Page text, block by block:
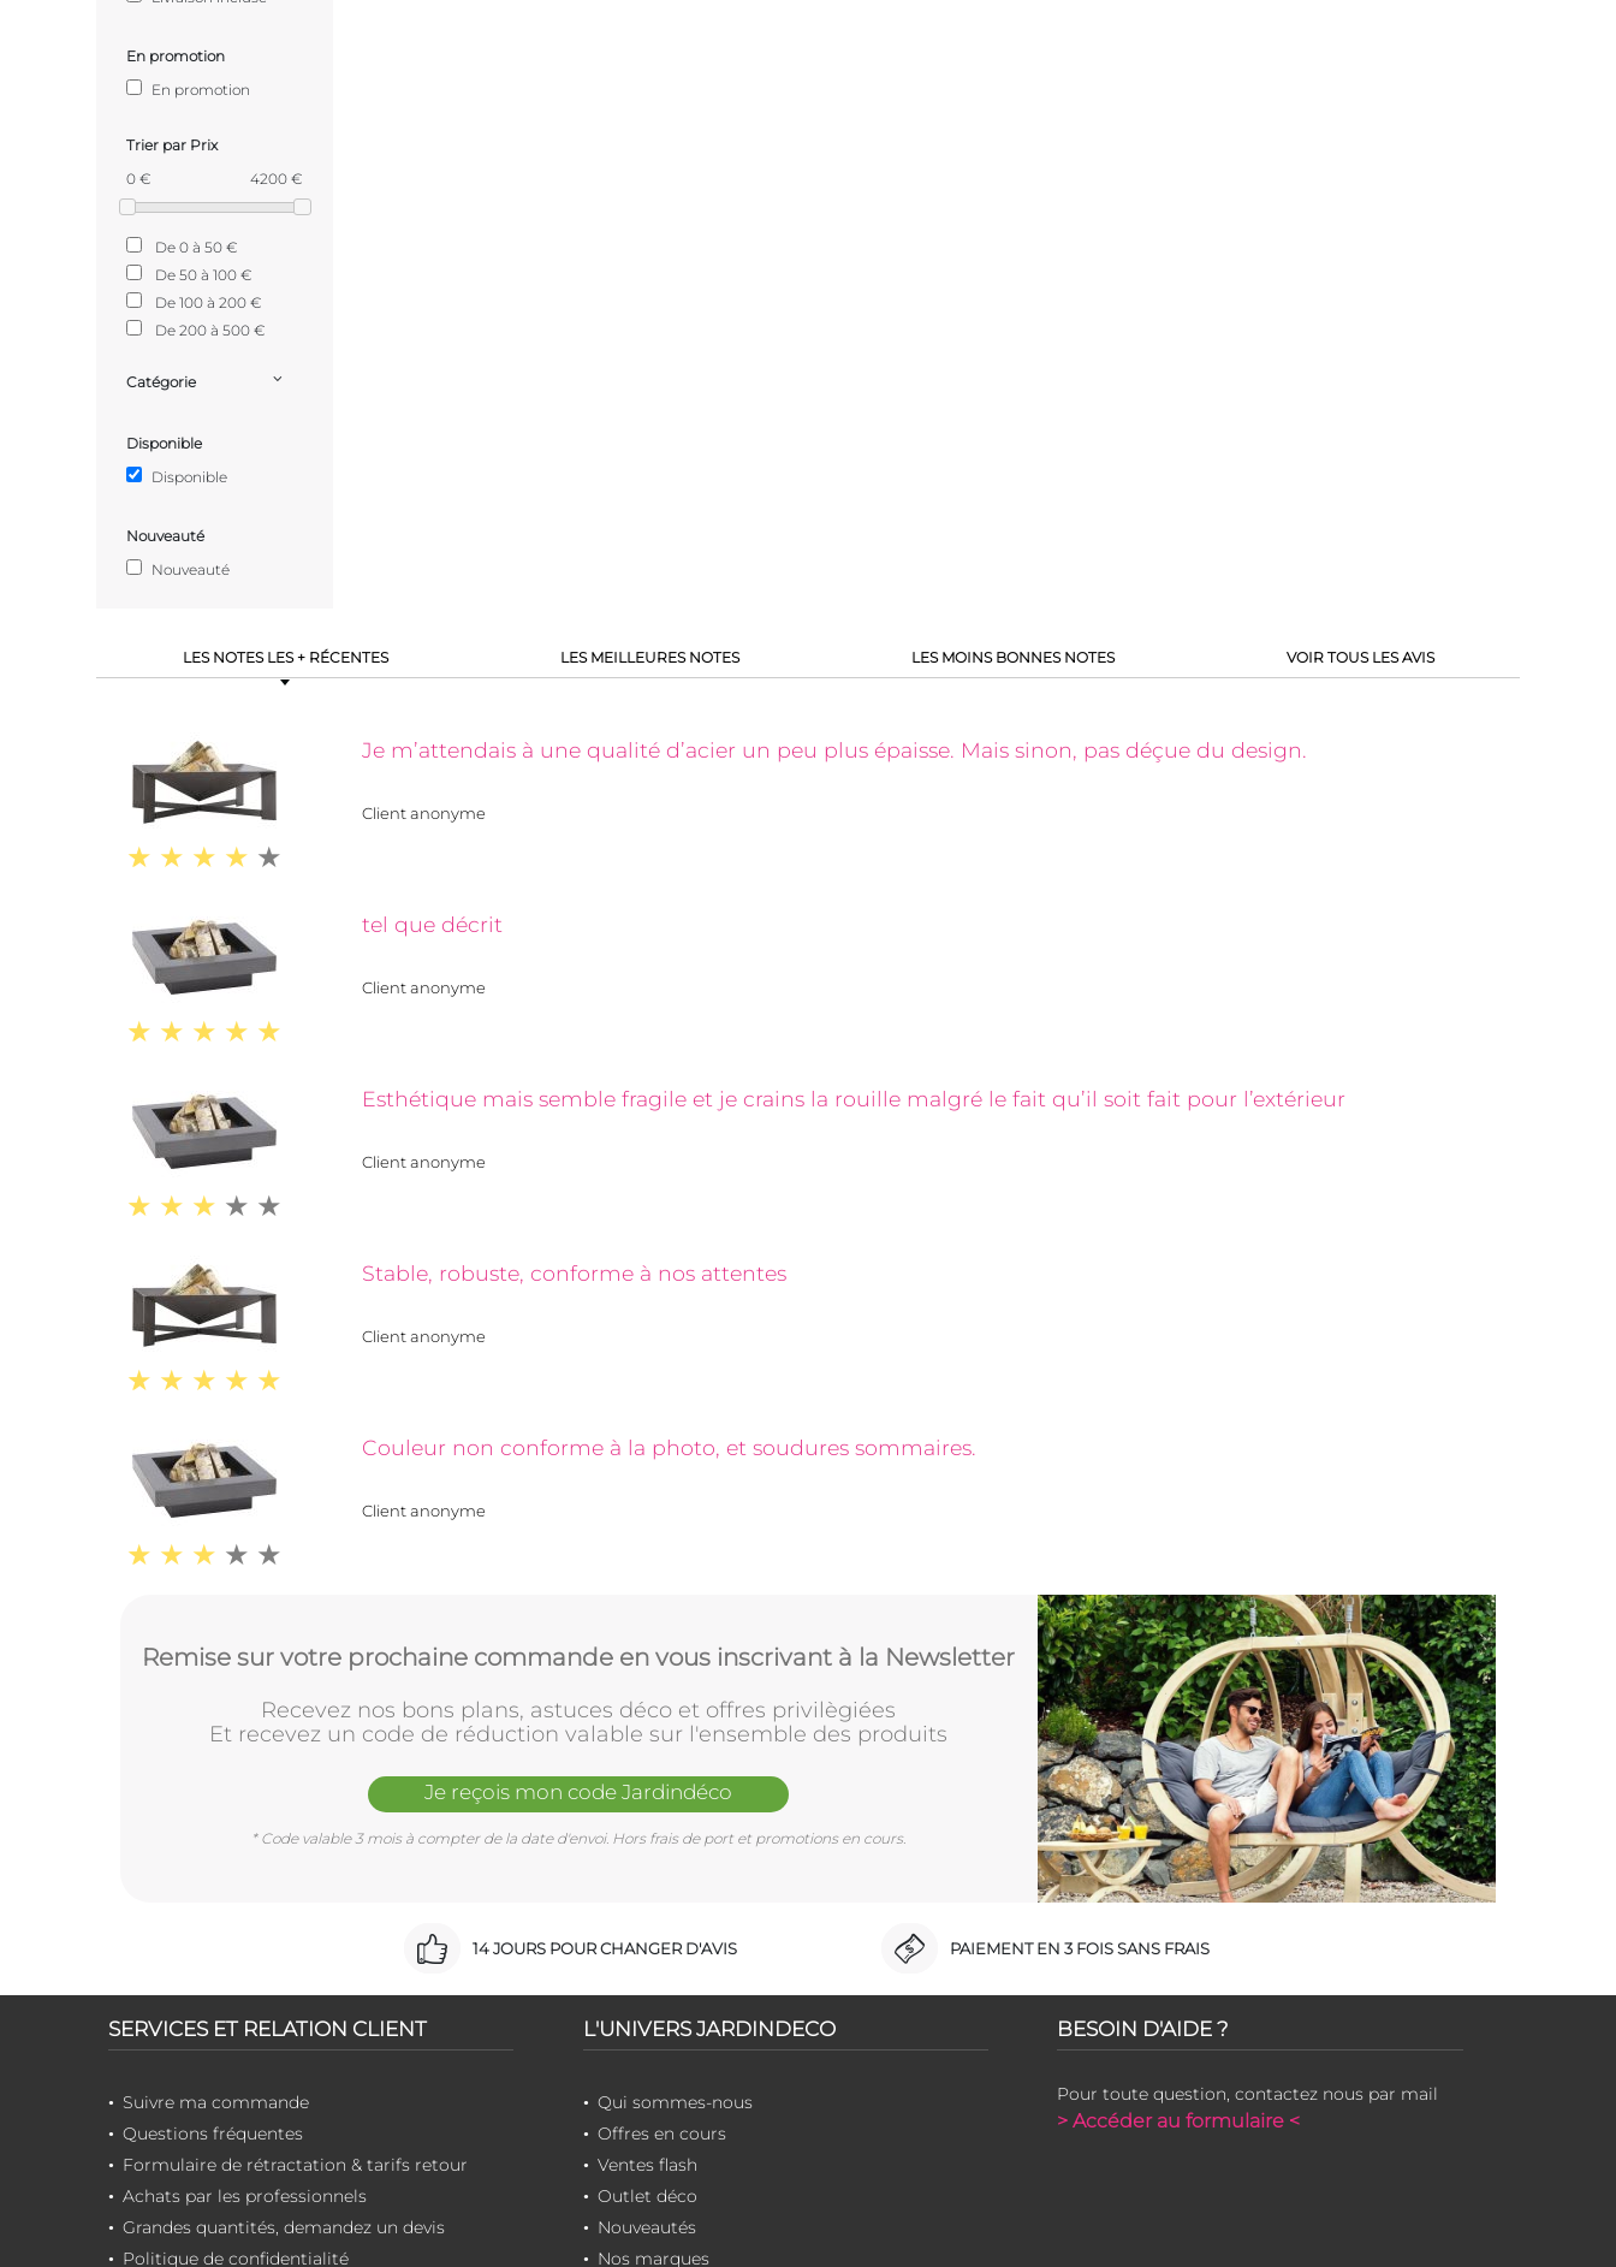
En promotion
En promotion
Trier par Prix
0 €
4200 €
De 0 à 50 €
De 50 à 100 €
De 100 à 200 €
De 200 à 500 €
Catégorie
Disponible
Disponible
Nouveauté
Nouveauté
LES NOTES LES + RÉCENTES LES MEILLEURES NOTES LES MOINS BONNES NOTES VOIR TOUS LES AVIS
Je m’attendais à une qualité d’acier un peu plus épaisse. Mais sinon, pas déçue du design.
Client anonyme
tel que décrit
Client anonyme
Esthétique mais semble fragile et je crains la rouille malgré le fait qu’il soit fait pour l’extérieur
Client anonyme
Stable, robuste, conforme à nos attentes
Client anonyme
Couleur non conforme à la photo, et soudures sommaires.
Client anonyme
Remise sur votre prochaine commande en vous inscrivant à la Newsletter
Recevez nos bons plans, astuces déco et offres privilègiées
Et recevez un code de réduction valable sur l'ensemble des produits
Je reçois mon code Jardindéco
* Code valable 3 mois à compter de la date d'envoi. Hors frais de port et promotions en cours.
14 JOURS POUR CHANGER D'AVIS PAIEMENT EN 3 FOIS SANS FRAIS
SERVICES ET RELATION CLIENT
Suivre ma commande
Questions fréquentes
Formulaire de rétractation & tarifs retour
Achats par les professionnels
Grandes quantités, demandez un devis
Politique de confidentialité
L'UNIVERS JARDINDECO
Qui sommes-nous
Offres en cours
Ventes flash
Outlet déco
Nouveautés
Nos marques
BESOIN D'AIDE ?
Pour toute question, contactez nous par mail
> Accéder au formulaire <